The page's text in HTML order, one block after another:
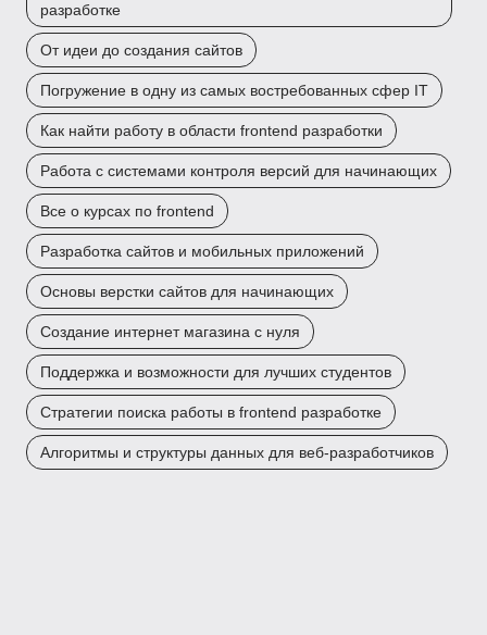
разработке
От идеи до создания сайтов
Погружение в одну из самых востребованных сфер IT
Как найти работу в области frontend разработки
Работа с системами контроля версий для начинающих
Все о курсах по frontend
Разработка сайтов и мобильных приложений
Основы верстки сайтов для начинающих
Создание интернет магазина с нуля
Поддержка и возможности для лучших студентов
Стратегии поиска работы в frontend разработке
Алгоритмы и структуры данных для веб-разработчиков